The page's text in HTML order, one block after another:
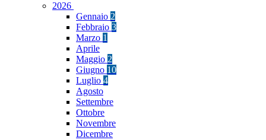
2026
Gennaio 2
Febbraio 3
Marzo 1
Aprile
Maggio 2
Giugno 10
Luglio 4
Agosto
Settembre
Ottobre
Novembre
Dicembre